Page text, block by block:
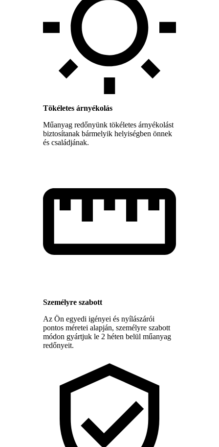
Tökéletes árnyékolás
Műanyag redőnyünk tökéletes árnyékolást
biztosítanak bármelyik helyiségben önnek
és családjának.
Személyre szabott
Az Ön egyedi igényei és nyílászárói
pontos méretei alapján, személyre szabott
módon gyártjuk le 2 héten belül műanyag
redőnyeit.